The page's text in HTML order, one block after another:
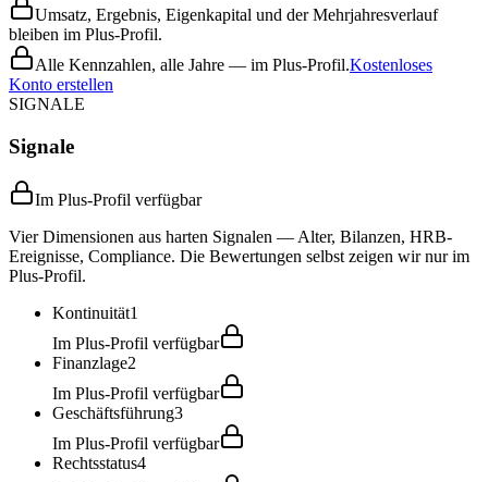
Umsatz, Ergebnis, Eigenkapital und der Mehrjahresverlauf
bleiben im Plus-Profil.
Alle Kennzahlen, alle Jahre — im Plus-Profil.Kostenloses
Konto erstellen
SIGNALE
Signale
Im Plus-Profil verfügbar
Vier Dimensionen aus harten Signalen — Alter, Bilanzen, HRB-
Ereignisse, Compliance. Die Bewertungen selbst zeigen wir nur im
Plus-Profil.
Kontinuität1
Im Plus-Profil verfügbar
Finanzlage2
Im Plus-Profil verfügbar
Geschäftsführung3
Im Plus-Profil verfügbar
Rechtsstatus4